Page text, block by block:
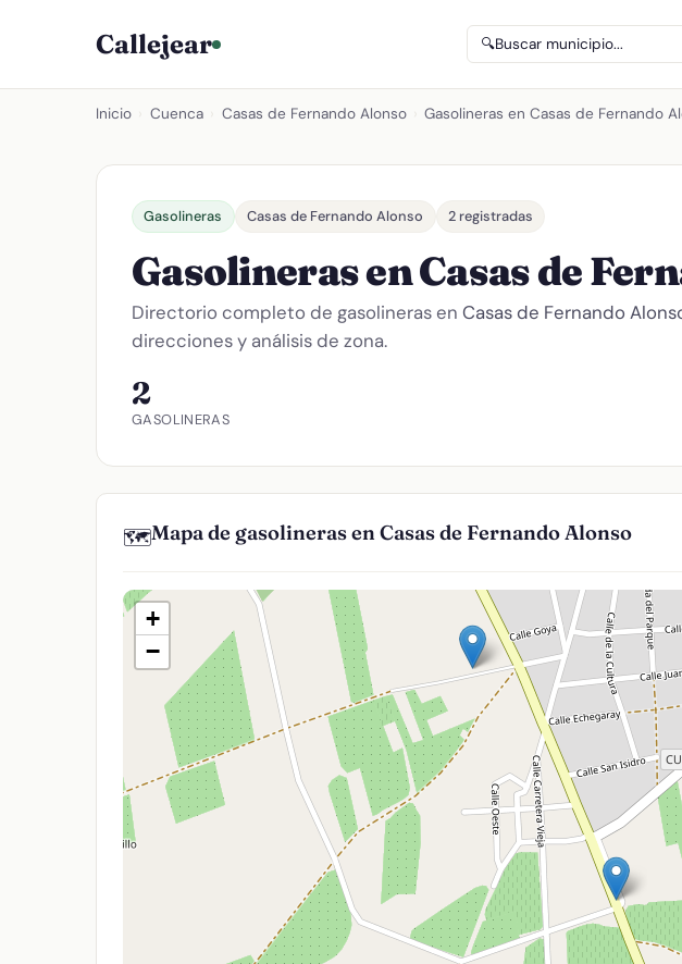
Callejear 🔍Buscar municipio...
Inicio Cuenca Casas de Fernando Alonso Gasolineras en Casas de Fernando
Gasolineras Casas de Fernando Alonso 2 registradas
Gasolineras en Casas de
Directorio completo de gasolineras en Casas de Fernando
direcciones y análisis de zona.
2
GASOLINERAS
🗺️Mapa de gasolineras en Casas de Fernando Alonso
+
−